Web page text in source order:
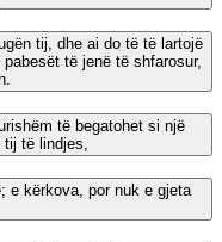
tij, dhe ai do të të lartojë
të jenë të shfarosur,
të begatohet si një
të lindjes,
e kërkova, por nuk e gjeta